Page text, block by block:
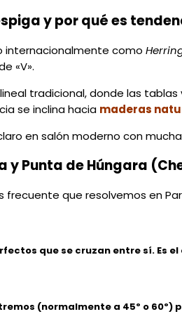
y por qué es
internacionalmente como
«V».
tradicional, donde las
se inclina hacia maderas
y Punta de Húngara
frecuente que resolvemos en
que se cruzan entre sí. Es
(normalmente a 45º o